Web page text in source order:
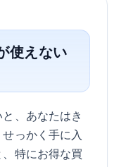
使えない
、あなたはき
っかく手に入
特にお得な買